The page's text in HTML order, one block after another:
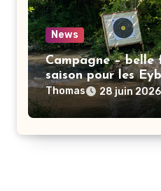
News
Campagne – belle
saison pour les
Thomas 28 juin 2026